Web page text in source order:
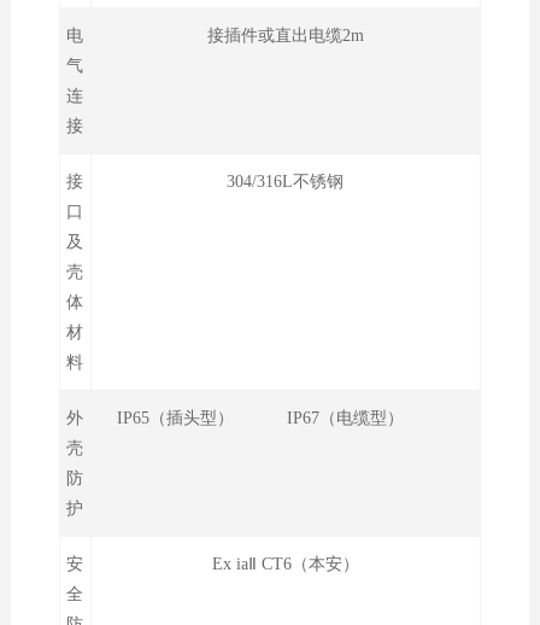
电
气
连
接
接插件或直出电缆2m
接
口
及
壳
体
材
料
304/316L不锈钢
外
壳
防
护
IP65（插头型） IP67（电缆型）
安
全
Ex iaⅡ CT6（本安）